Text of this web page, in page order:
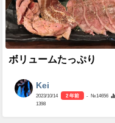
ボリュームたっぷり
Kei
2023/10/14 2 年前
- №14656
1398